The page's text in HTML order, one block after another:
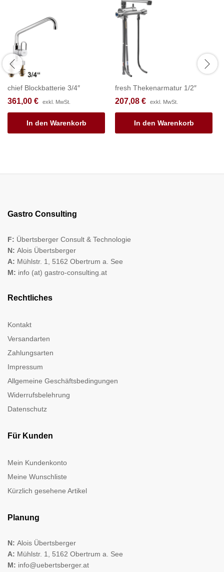
chief Blockbatterie 3/4″
361,00 € exkl. MwSt.
In den Warenkorb
fresh Thekenarmatur 1/2″
207,08 € exkl. MwSt.
In den Warenkorb
Gastro Consulting
F: Übertsberger Consult & Technologie
N: Alois Übertsberger
A: Mühlstr. 1, 5162 Obertrum a. See
M: info (at) gastro-consulting.at
Rechtliches
Kontakt
Versandarten
Zahlungsarten
Impressum
Allgemeine Geschäftsbedingungen
Widerrufsbelehrung
Datenschutz
Für Kunden
Mein Kundenkonto
Meine Wunschliste
Kürzlich gesehene Artikel
Planung
N: Alois Übertsberger
A: Mühlstr. 1, 5162 Obertrum a. See
M: info@uebertsberger.at